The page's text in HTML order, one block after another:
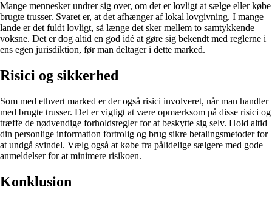
Mange mennesker undrer sig over, om det er lovligt at sælge eller købe
brugte trusser. Svaret er, at det afhænger af lokal lovgivning. I mange
lande er det fuldt lovligt, så længe det sker mellem to samtykkende
voksne. Det er dog altid en god idé at gøre sig bekendt med reglerne i
ens egen jurisdiktion, før man deltager i dette marked.
Risici og sikkerhed
Som med ethvert marked er der også risici involveret, når man handler
med brugte trusser. Det er vigtigt at være opmærksom på disse risici og
træffe de nødvendige forholdsregler for at beskytte sig selv. Hold altid
din personlige information fortrolig og brug sikre betalingsmetoder for
at undgå svindel. Vælg også at købe fra pålidelige sælgere med gode
anmeldelser for at minimere risikoen.
Konklusion